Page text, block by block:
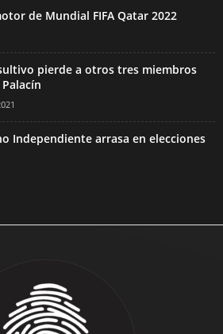
de Mundial FIFA Qatar 2022
pierde a otros tres miembros
Independiente arrasa en elecciones